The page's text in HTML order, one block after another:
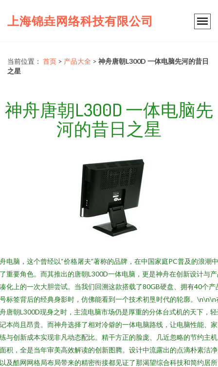
上海锦垚网络科技有限公司
当前位置： 首页 > 产品大全 > 神舟唐朝L300D 一体电脑先河的昔日
之星
神舟唐朝L300D 一体电脑先
河的昔日之星
电脑，这个曾经以“价格屠夫”著称的品牌，在中国家庭PC普及的浪潮
重要角色。而其推出的唐朝L300D一体电脑，更是神舟在创新设计与
化上的一次大胆尝试。当我们回溯这款搭载了80GB硬盘、拥有40个产
标签背后的经典身影时，仿佛能看到一个技术初垦时代的轮廓。\n\n\n
唐朝L300D现身之时，主流电脑市场仍是厚重的分体台式机的天下，
本尚且昂贵。而神舟选择了相对冷僻的一体电脑路线，让电脑性能、
与创新成本实现非凡动态配比。精干方正的脸庞、几近忽略的节约主
积，全是当年审美高效解读的创新图腾。设计中流露出的点滴朴素洁
及酷网网格局布局带来的精密衔接都见证了那渴望综合科技和简约居